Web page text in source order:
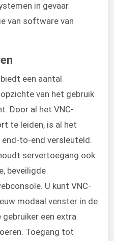
in gevaar
van software van
een aantal
van het gebruik
Door al het VNC-
te leiden, is al het
to-end versleuteld.
servertoegang ook
beveiligde
U kunt VNC-
modaal venster in de
een extra
Toegang tot